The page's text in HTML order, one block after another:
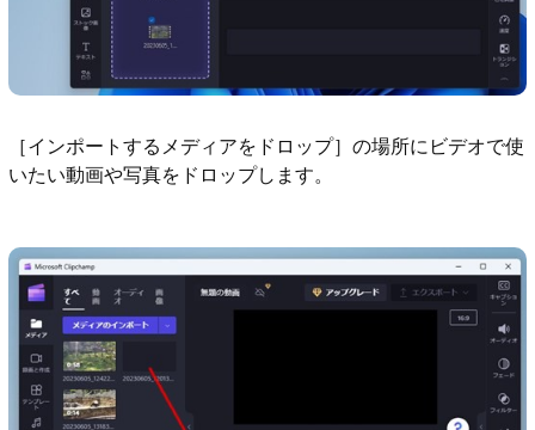
［インポートするメディアをドロップ］の場所にビデオで使
いたい動画や写真をドロップします。